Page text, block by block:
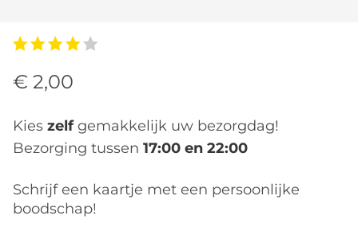
€ 2,00
Kies zelfgemakkelijk uw bezorgdag!
Bezorging tussen 17:00 en 22:00
Schrijf een kaartje met een persoonlijke
boodschap!